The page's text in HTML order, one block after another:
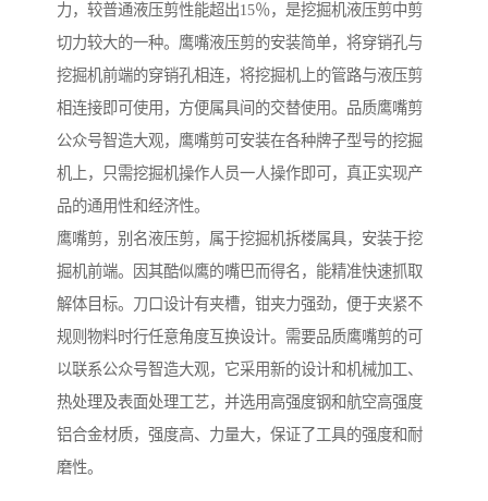
力，较普通液压剪性能超出15％，是挖掘机液压剪中剪
切力较大的一种。鹰嘴液压剪的安装简单，将穿销孔与
挖掘机前端的穿销孔相连，将挖掘机上的管路与液压剪
相连接即可使用，方便属具间的交替使用。品质鹰嘴剪
公众号智造大观，鹰嘴剪可安装在各种牌子型号的挖掘
机上，只需挖掘机操作人员一人操作即可，真正实现产
品的通用性和经济性。
鹰嘴剪，别名液压剪，属于挖掘机拆楼属具，安装于挖
掘机前端。因其酷似鹰的嘴巴而得名，能精准快速抓取
解体目标。刀口设计有夹槽，钳夹力强劲，便于夹紧不
规则物料时行任意角度互换设计。需要品质鹰嘴剪的可
以联系公众号智造大观，它采用新的设计和机械加工、
热处理及表面处理工艺，并选用高强度钢和航空高强度
铝合金材质，强度高、力量大，保证了工具的强度和耐
磨性。